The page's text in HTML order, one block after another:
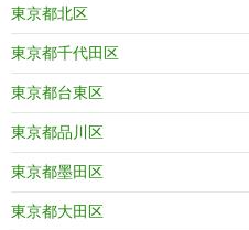
東京都北区
東京都千代田区
東京都台東区
東京都品川区
東京都墨田区
東京都大田区